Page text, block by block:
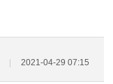
2021-04-29 07:15